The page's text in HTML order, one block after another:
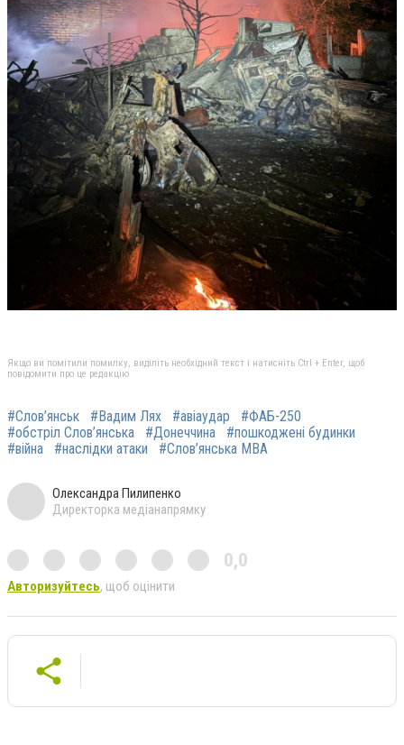
Якщо ви помітили помилку, виділіть необхідний текст і натисніть Ctrl + Enter, щоб
повідомити про це редакцію
#Слов’янськ #Вадим Лях #авіаудар
#ФАБ-250
#обстріл Слов’янська
#Донеччина
#пошкоджені будинки
#війна
#наслідки атаки #Слов’янська МВА
Олександра Пилипенко
Директорка медіанапрямку
0,0
Авторизуйтесь, щоб оцінити